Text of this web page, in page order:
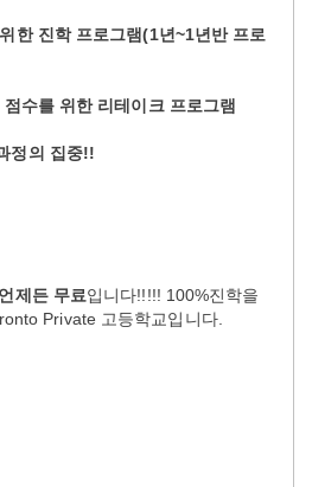
한 진학 프로그램(1년~1년반 프로
수를 위한 리테이크 프로그램
정의 집중!!
제든 무료입니다!!!!! 100%진학을
Private 고등학교입니다.